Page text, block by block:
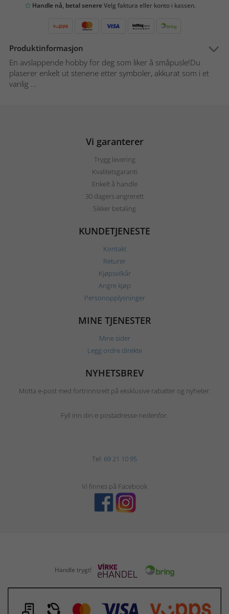
Handle nå, betal senereVelg faktura eller konto i kassen.
Produktinformasjon
En avslappende hobby for deg som liker å småpusle!Du
plaserer enkelt ut stenene etter symboler, akkurat som i et
vanlig ...
Vi garanterer
Trygg levering
Kvalitetsgaranti
Enkelt å handle
30 dagers angrerett
Sikker betaling
KUNDETJENESTE
Kontakt
Returer
Kjøpsvilkår
Angre kjøp
Personopplysninger
MINE TJENESTER
Mine sider
Legg ordre direkte
NYHETSBREV
Motta e-post med fortrinnsrett på eksklusive rabatter og nyheter.
Fyll inn din e-postadresse nedenfor.
Tel: 69 21 10 95
Vi finnes på Facebook
Handle trygt!